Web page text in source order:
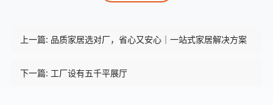
上一篇: 品质家居选对厂，省心又安心｜一站式家居解决方案
下一篇: 工厂设有五千平展厅